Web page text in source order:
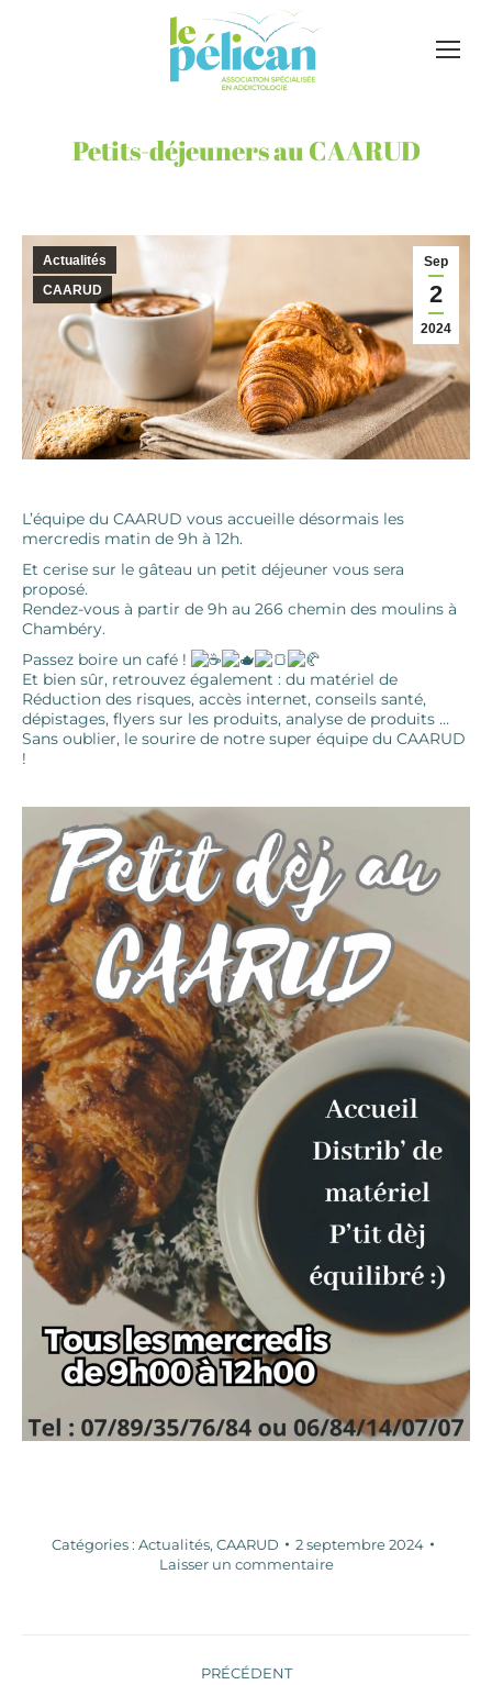
Petits-déjeuners au CAARUD
Sep
2
2024
Actualités
CAARUD
L’équipe du CAARUD vous accueille désormais les
mercredis matin de 9h à 12h.
Et cerise sur le gâteau un petit déjeuner vous sera
proposé.
Rendez-vous à partir de 9h au 266 chemin des moulins à
Chambéry.
Passez boire un café !
Et bien sûr, retrouvez également : du matériel de
Réduction des risques, accès internet, conseils santé,
dépistages, flyers sur les produits, analyse de produits …
Sans oublier, le sourire de notre super équipe du CAARUD
!
Catégories : Actualités, CAARUD
2 septembre 2024
Laisser un commentaire
PRÉCÉDENT